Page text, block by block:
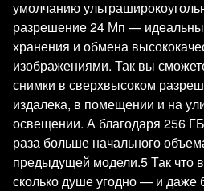
умолчанию
разрешение 24 Мп —
хранения и обмена
изображениями. Так вы
снимки в сверхвысоком
издалека, в помещении и на
освещении. А благодаря 256
раза больше начального
предыдущей модели.5 Так что
сколько душе угодно — и даже